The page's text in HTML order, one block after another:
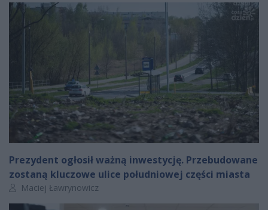
Prezydent ogłosił ważną inwestycję. Przebudowane
zostaną kluczowe ulice południowej części miasta
Autor artykułu:
Maciej Ławrynowicz